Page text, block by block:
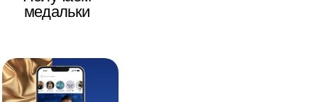
медальки